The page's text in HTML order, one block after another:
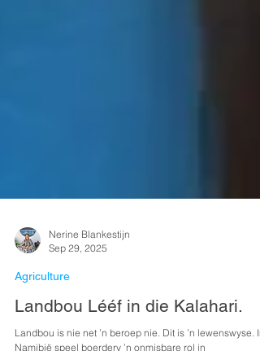
Sep 29, 2025
Agriculture
Landbou Lééf in die Kalahari.